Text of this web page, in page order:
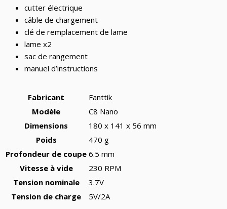
cutter électrique
câble de chargement
clé de remplacement de lame
lame x2
sac de rangement
manuel d’instructions
Fabricant
Fanttik
Modèle
C8 Nano
Dimensions
180 x 141 x 56 mm
Poids
470 g
Profondeur de coupe 6.5 mm
Vitesse à vide
230 RPM
Tension nominale
3.7V
Tension de charge
5V/2A